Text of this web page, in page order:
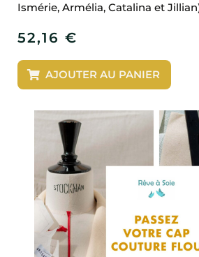
Ismérie, Armélia, Catalina et
52,16 €
AJOUTER AU PANIER